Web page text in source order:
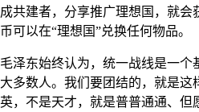
成共建者，分享推广理想国，就会
币可以在“理想国”兑换任何物品。
毛泽东始终认为，统一战线是一
大多数人。我们要团结的，就是
英，不是天才，就是普普通通、但